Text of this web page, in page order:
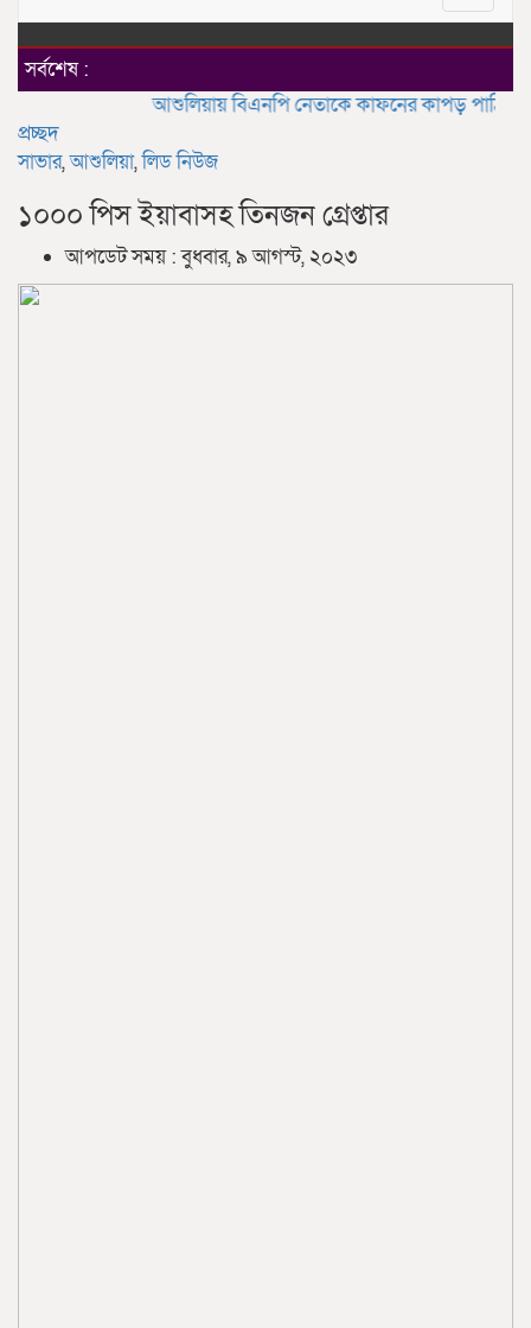
সর্বশেষ :
আশুলিয়ায় বিএনপি নেতাকে কাফনের কাপড় পাঠিয়ে হত্যার
প্রচ্ছদ
সাভার,আশুলিয়া,লিড নিউজ
১০০০ পিস ইয়াবাসহ তিনজন গ্রেপ্তার
আপডেট সময় : বুধবার, ৯ আগস্ট, ২০২৩